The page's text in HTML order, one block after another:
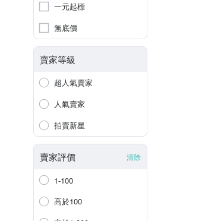
一元起標
無底價
賣家等級
超人氣賣家
人氣賣家
拍賣新星
賣家評價 清除
1-100
高於100